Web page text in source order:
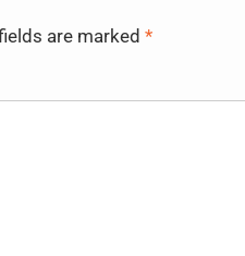
are marked *